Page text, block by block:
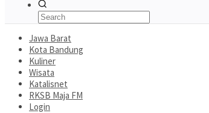
Jawa Barat
Kota Bandung
Kuliner
Wisata
Katalisnet
RKSB Maja FM
Login